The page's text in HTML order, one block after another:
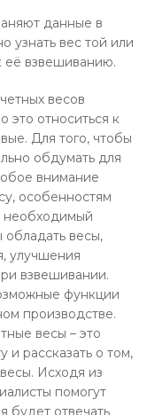
данные в
узнать вес той или
её взвешиванию.
весов
это относиться к
Для того, чтобы
обдумать для
внимание
особенностям
необходимый
весы,
улучшения
взвешивании.
функции
производстве.
весы – это
и рассказать о том,
Исходя из
помогут
будет отвечать